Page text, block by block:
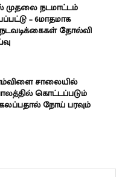
முதலை நடமாட்டம்
– 6மாதமாக
தோல்வி
சாலையில்
கொட்டப்படும்
நோய் பரவும்